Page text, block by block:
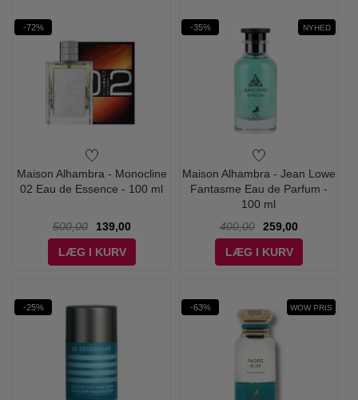
-72%
Maison Alhambra - Monocline
02 Eau de Essence - 100 ml
500,00
139,00
LÆG I KURV
-35% NYHED
Maison Alhambra - Jean Lowe
Fantasme Eau de Parfum -
100 ml
400,00
259,00
LÆG I KURV
-25% -63% WOW PRIS